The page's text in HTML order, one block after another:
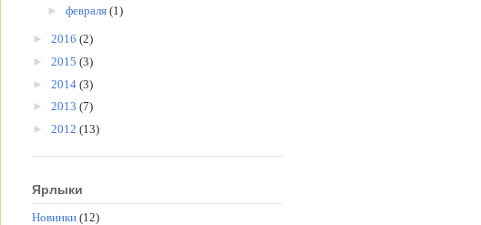
► февраля (1)
► 2016 (2)
► 2015 (3)
► 2014 (3)
► 2013 (7)
► 2012 (13)
Ярлыки
Новинки (12)